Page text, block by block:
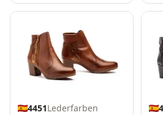
4451Lederfarben